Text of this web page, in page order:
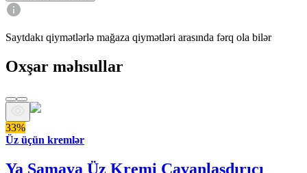
Saytdakı qiymətlərlə mağaza qiymətləri arasında fərq ola bilər
Oxşar məhsullar
33%
Üz üçün kremlər
Ya Samaya Üz Kremi Cavanlaşdırıcı